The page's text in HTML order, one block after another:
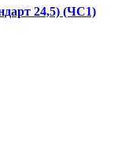
24,5) (ЧС1)